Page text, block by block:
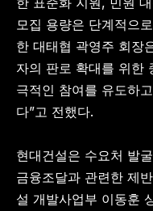
모집 용량은 단계적으
한 대태협 곽영주 회장
자의 판로 확대를 위한
극적인 참여를 유도하
다”고 전했다.
현대건설은 수요처 발
금융조달과 관련한 제
설 개발사업부 이동훈